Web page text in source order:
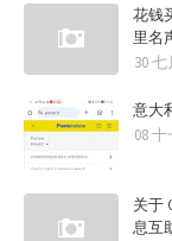
花钱
里名
30 七
意大
08 十
关于
息互